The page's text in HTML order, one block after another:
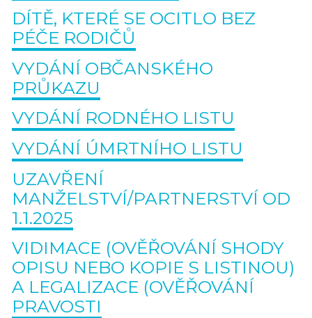
DÍTĚ, KTERÉ SE OCITLO BEZ
PÉČE RODIČŮ
VYDÁNÍ OBČANSKÉHO
PRŮKAZU
VYDÁNÍ RODNÉHO LISTU
VYDÁNÍ ÚMRTNÍHO LISTU
UZAVŘENÍ
MANŽELSTVÍ/PARTNERSTVÍ OD
1.1.2025
VIDIMACE (OVĚŘOVÁNÍ SHODY
OPISU NEBO KOPIE S LISTINOU)
A LEGALIZACE (OVĚŘOVÁNÍ
PRAVOSTI